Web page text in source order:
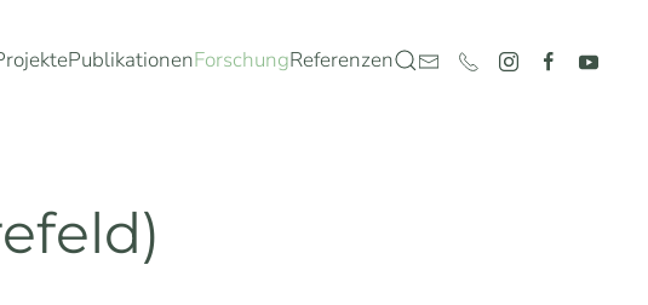
PublikationenForschungReferenzen